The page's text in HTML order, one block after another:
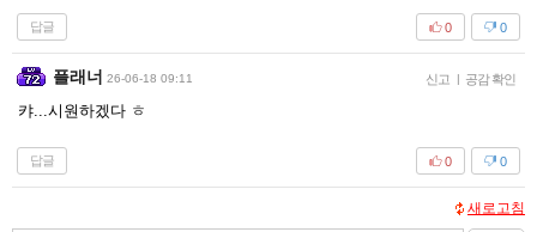
답글 0
0
플래너 26-06-18 09:11 신고 | 공감 확인
캬...시원하겠다 ㅎ
답글 0
0
새로고침